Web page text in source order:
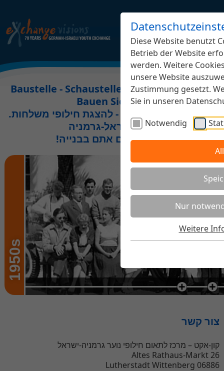
Diese Website benutzt
Betrieb der Website
werden. Weitere
unsere Website
Zustimmung gesetzt.
Sie in unseren
Notwendig
Nur
Weitere
Baustelle - Schaustelle Jugendaustausch.
Bauen Sie mit!
.אתר בבנייה משותפת - להצגת חילופי משלחות
נוער ישראל-גרמניה
!השתתפו גם אתם בבנייה
1950s
צור קשר
קון-אקט – מרכז לתאום חילופי נוער גרמניה-ישראל
Altes Rathaus-Markt 26
06886 Lutherstadt Wittenberg